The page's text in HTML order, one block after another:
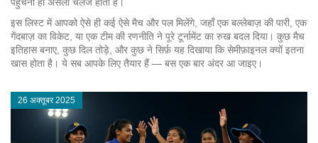
इस लिस्ट में आपको ऐसे ही कई ऐसे मैच और पल मिलेंगे, जहाँ एक बल्लेबाज़ की पारी, एक
गेंदबाज़ का विकेट, या एक टीम की रणनीति ने पूरे टूर्नामेंट का रुख बदल दिया। कुछ मैच
इतिहास बनाए, कुछ दिल तोड़े, और कुछ ने सिर्फ़ यह दिखाया कि सेमीफ़ाइनल क्यों इतना
खास होता है। ये सब आपके लिए तैयार हैं — बस एक बार अंदर आ जाइए।
26 अक्तूबर 2025